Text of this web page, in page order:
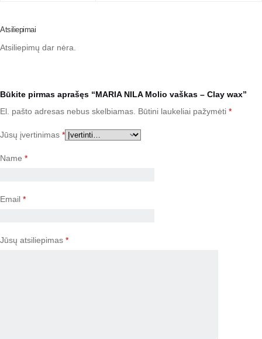
Atsiliepimai
Atsiliepimų dar nėra.
Būkite pirmas aprašęs “MARIA NILA Molio vaškas – Clay wax”
El. pašto adresas nebus skelbiamas. Būtini laukeliai pažymėti *
Jūsų įvertinimas *
Name *
Email *
Jūsų atsiliepimas *